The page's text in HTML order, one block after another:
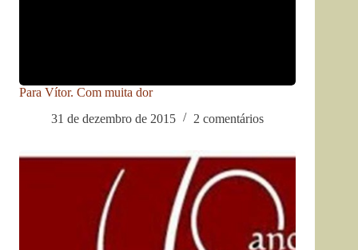
Para Vítor. Com muita dor
31 de dezembro de 2015
2 comentários